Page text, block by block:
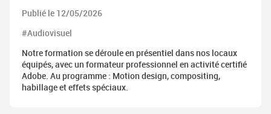
Publié le 12/05/2026
#Audiovisuel
Notre formation se déroule en présentiel dans nos locaux
équipés, avec un formateur professionnel en activité certifié
Adobe. Au programme : Motion design, compositing,
habillage et effets spéciaux.